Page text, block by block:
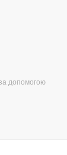
допомогою